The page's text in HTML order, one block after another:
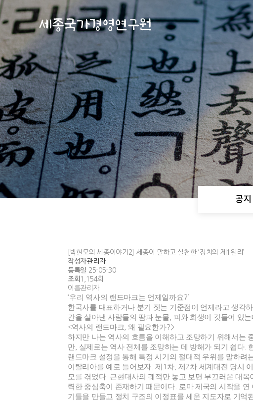
공
[박현모의 세종이야기2] 세종이 말하고 실천한 ‘정치의 제1원리’
작성자관리자
등록일 25-05-30
조회 1,154회
이름관리자
‘우리 역사의 랜드마크는 언제일까요 ?’
한국사를 대표하거나 분기 짓는 기준점이 언제라고 생각
간을 살아낸 사람들의 땀과 눈물
피와 희생이 깃들어 있는
<역사의 랜드마크 ,왜 필요한가?>
하지만 나는 역사의 흐름을 이해하고 조망하기 위해서는
만, 실제로는 역사 전체를 조망하는 데 방해가 되기 쉽다.
랜드마크 설정을 통해 특정 시기의 절대적 우위를 말하려
이탈리아를 예로 들어보자 .제 1 차, 제 2 차 세계대전 당시
모를 겪었다. 근현대사의 궤적만 놓고 보면 부끄러운 대목
력한 중심축이 존재하기 때문이다. 로마 제국의 시작을
기틀을 만들고 정치 구조의 이정표를 세운 지도자로 기억